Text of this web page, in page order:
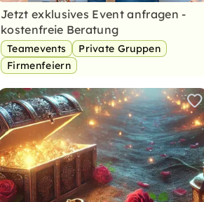
Jetzt exklusives Event anfragen -
kostenfreie Beratung
Teamevents
Private Gruppen
Firmenfeiern